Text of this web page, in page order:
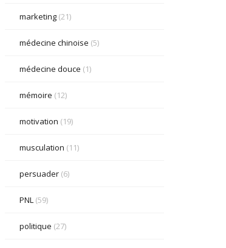
marketing(21)
médecine chinoise (5)
médecine douce (1)
mémoire (12)
motivation (19)
musculation (11)
persuader(6)
PNL (59)
politique (27)